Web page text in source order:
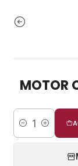
MOTOR
Cantidad